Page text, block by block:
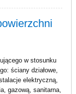
w stosunku
ściany działowe,
elektryczną,
gazową, sanitarna,